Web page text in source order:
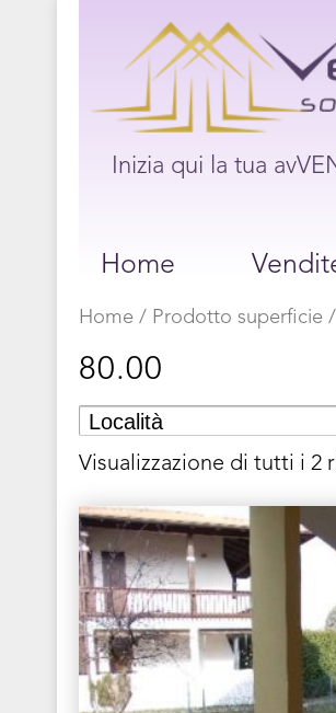
Inizia qui la tua
Home
Home / Prodotto superficie
80.00
Visualizzazione di tutti i 2